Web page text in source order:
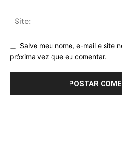
Salve meu nome, e-mail e site
próxima vez que eu comentar.